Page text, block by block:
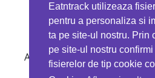
Eatntrack utilizeaza
pentru a personaliza si
ta pe site-ul nostru. Prin
pe site-ul nostru
fisierelor de tip cookie
Ai 40%reducere la orice